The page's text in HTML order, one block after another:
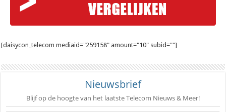
[daisycon_telecom mediaid="259158" amount="10" subid=""]
Nieuwsbrief
Blijf op de hoogte van het laatste Telecom Nieuws & Meer!